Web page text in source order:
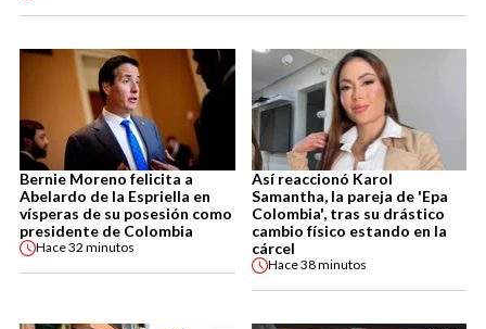
Bernie Moreno felicita a
Abelardo de la Espriella en
vísperas de su posesión como
presidente de Colombia
Hace32 minutos
Así reaccionó Karol
Samantha, la pareja de 'Epa
Colombia', tras su drástico
cambio físico estando en la
cárcel
Hace38 minutos